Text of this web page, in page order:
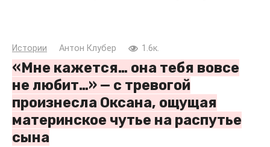
Истории Антон Клубер 1.6к.
«Мне кажется… она тебя вовсе
не любит…» — с тревогой
произнесла Оксана, ощущая
материнское чутье на распутье
сына